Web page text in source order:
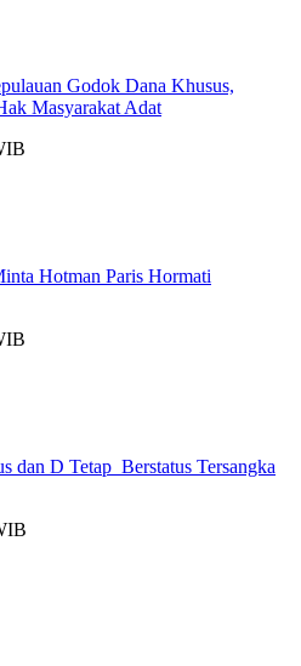
Godok Dana Khusus,
Masyarakat Adat
Hotman Paris Hormati
dan D Tetap Berstatus Tersangka